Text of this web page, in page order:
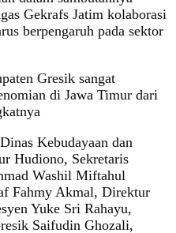
Gekrafs Jatim kolaborasi
berpengaruh pada sektor
Gresik sangat
di Jawa Timur dari
Kebudayaan dan
Hudiono, Sekretaris
Washil Miftahul
Fahmy Akmal, Direktur
Yuke Sri Rahayu,
Saifudin Ghozali,